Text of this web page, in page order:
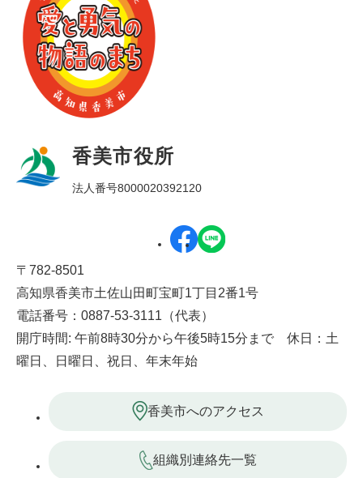
香美市役所
法人番号8000020392120
〒782-8501
高知県香美市土佐山田町宝町1丁目2番1号
電話番号：0887-53-3111（代表）
開庁時間: 午前8時30分から午後5時15分まで 休日：土
曜日、日曜日、祝日、年末年始
香美市へのアクセス
組織別連絡先一覧